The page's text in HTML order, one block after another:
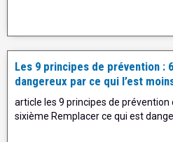
Les 9 principes de prévention :
dangereux par ce qui l’est
article les 9 principes de
sixième Remplacer ce qui est